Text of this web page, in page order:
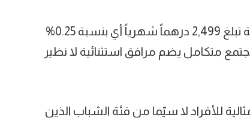
هذا وقد طرحت داماك خطة سداد مميزة للغاية تبلغ 2,499 درهماً شهرياً أي بنسبة 0.25%
متكامل يضم مرافق استثنائية لا نظير
للأفراد لا سيّما من فئة الشباب الذين